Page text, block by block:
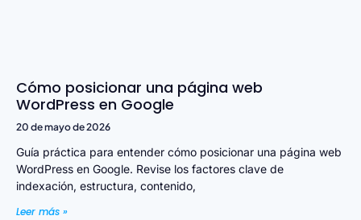
Cómo posicionar una página web
WordPress en Google
20 de mayo de 2026
Guía práctica para entender cómo posicionar una página web
WordPress en Google. Revise los factores clave de
indexación, estructura, contenido,
Leer más »